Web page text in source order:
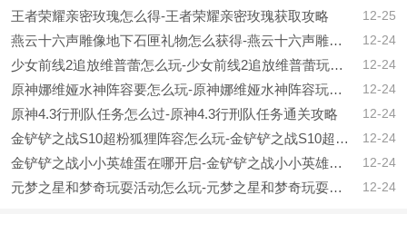
王者荣耀亲密玫瑰怎么得-王者荣耀亲密玫瑰获取攻略 12-25
燕云十六声雕像地下石匣礼物怎么获得-燕云十六声雕像地下石匣礼物获取攻略 12-24
少女前线2追放维普蕾怎么玩-少女前线2追放维普蕾玩法攻略 12-24
原神娜维娅水神阵容要怎么玩-原神娜维娅水神阵容玩法攻略 12-24
原神4.3行刑队任务怎么过-原神4.3行刑队任务通关攻略 12-24
金铲铲之战S10超粉狐狸阵容怎么玩-金铲铲之战S10超粉狐狸阵容推荐 12-24
金铲铲之战小小英雄蛋在哪开启-金铲铲之战小小英雄蛋开启位置 12-24
元梦之星和梦奇玩耍活动怎么玩-元梦之星和梦奇玩耍活动玩法介绍 12-24